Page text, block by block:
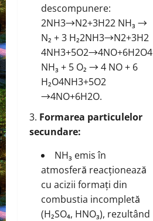
descompunere:
2NH3→N2+3H22 NH₃ →
N₂ + 3 H₂2NH3→N2+3H2
4NH3+5O2→4NO+6H2O4
NH₃ + 5 O₂ → 4 NO + 6
H₂O4NH3+5O2
→4NO+6H2O.
Formarea particulelor
secundare:
NH₃ emis în
atmosferă reacționează
cu acizii formați din
combustia incompletă
(H₂SO₄, HNO₃), rezultând